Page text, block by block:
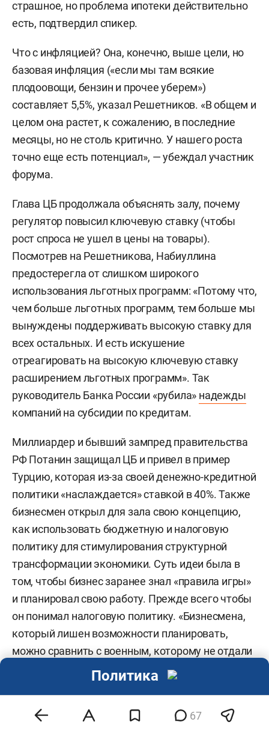
страшное, но проблема ипотеки действительно
есть, подтвердил спикер.
Что с инфляцией? Она, конечно, выше цели, но
базовая инфляция («если мы там всякие
плодоовощи, бензин и прочее уберем»)
составляет 5,5%, указал Решетников. «В общем и
целом она растет, к сожалению, в последние
месяцы, но не столь критично. У нашего роста
точно еще есть потенциал», — убеждал участник
форума.
Глава ЦБ продолжала объяснять залу, почему
регулятор повысил ключевую ставку (чтобы
рост спроса не ушел в цены на товары).
Посмотрев на Решетникова, Набиуллина
предостерегла от слишком широкого
использования льготных программ: «Потому что,
чем больше льготных программ, тем больше мы
вынуждены поддерживать высокую ставку для
всех остальных. И есть искушение
отреагировать на высокую ключевую ставку
расширением льготных программ». Так
руководитель Банка России «рубила» надежды
компаний на субсидии по кредитам.
Миллиардер и бывший зампред правительства
РФ Потанин защищал ЦБ и привел в пример
Турцию, которая из-за своей денежно-кредитной
политики «наслаждается» ставкой в 40%. Также
бизнесмен открыл для зала свою концепцию,
как использовать бюджетную и налоговую
политику для стимулирования структурной
трансформации экономики. Суть идеи была в
том, чтобы бизнес заранее знал «правила игры»
и планировал свою работу. Прежде всего чтобы
он понимал налоговую политику. «Бизнесмена,
который лишен возможности планировать,
можно сравнить с военным, которому не отдали
приказ. Он деградирует», — отметил Потанин. И
налоги все-таки надо повышать, то делать это
67
Политика